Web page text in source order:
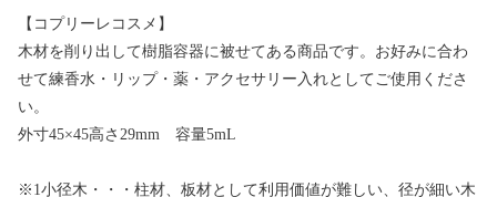
【コプリーレコスメ】
木材を削り出して樹脂容器に被せてある商品です。お好みに合わ
せて練香水・リップ・薬・アクセサリー入れとしてご使用くださ
い。
外寸45×45高さ29mm 容量5mL
※1小径木・・・柱材、板材として利用価値が難しい、径が細い木